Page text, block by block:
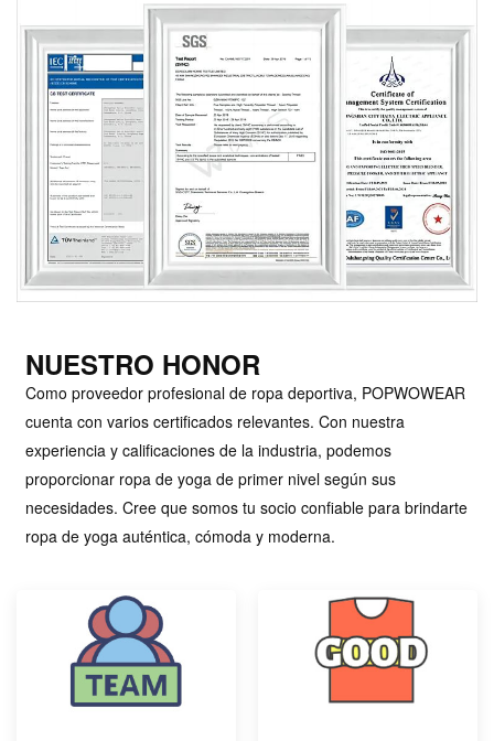
NUESTRO HONOR
Como proveedor profesional de ropa deportiva, POPWOWEAR
cuenta con varios certificados relevantes. Con nuestra
experiencia y calificaciones de la industria, podemos
proporcionar ropa de yoga de primer nivel según sus
necesidades. Cree que somos tu socio confiable para brindarte
ropa de yoga auténtica, cómoda y moderna.